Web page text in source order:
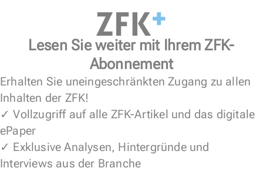
Lesen Sie weiter mit Ihrem ZFK-
Abonnement
Erhalten Sie uneingeschränkten Zugang zu allen
Inhalten der ZFK!
✓ Vollzugriff auf alle ZFK-Artikel und das digitale
ePaper
✓ Exklusive Analysen, Hintergründe und
Interviews aus der Branche